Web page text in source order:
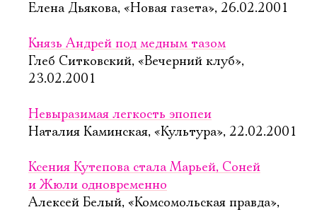
Елена Дьякова, «Новая газета», 26.02.2001
Князь Андрей под медным тазом
Глеб Ситковский, «Вечерний клуб»,
23.02.2001
Невыразимая легкость эпопеи
Наталия Каминская, «Культура», 22.02.2001
Ксения Кутепова стала Марьей, Соней
и Жюли одновременно
Алексей Белый, «Комсомольская правда»,